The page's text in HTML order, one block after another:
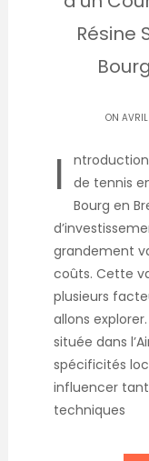
Résine
ON
I
de tennis
Bourg en
grandement
coûts. Cette
plusieurs
allons
située dans
spécificités
influencer
techniques